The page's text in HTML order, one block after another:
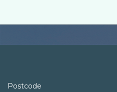
Postcode